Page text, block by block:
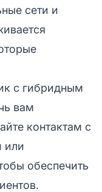
сети и
с гибридным
вам
контактам с
или
обеспечить